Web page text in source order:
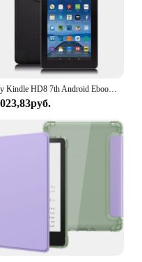
for the Kindle
Reading
than just an e-
reading
and lightweight
for book
device in pristine
cover that not only
daily use but also
reading
Б/у Kindle HD8 7th Android Ebook E Book ЖК-дисплей 8-дюймовый сенсорный экран Wi-Fi Ereader Light Better для Kobo Kindle Tablet Pc